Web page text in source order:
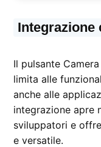
Integrazione
Il pulsante
limita alle
anche alle
integrazione apre
sviluppatori e
e versatile.